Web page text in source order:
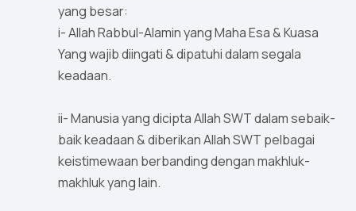
yang besar:
i- Allah Rabbul-Alamin yang Maha Esa & Kuasa
Yang wajib diingati & dipatuhi dalam segala
keadaan.
ii- Manusia yang dicipta Allah SWT dalam sebaik-
baik keadaan & diberikan Allah SWT pelbagai
keistimewaan berbanding dengan makhluk-
makhluk yang lain.